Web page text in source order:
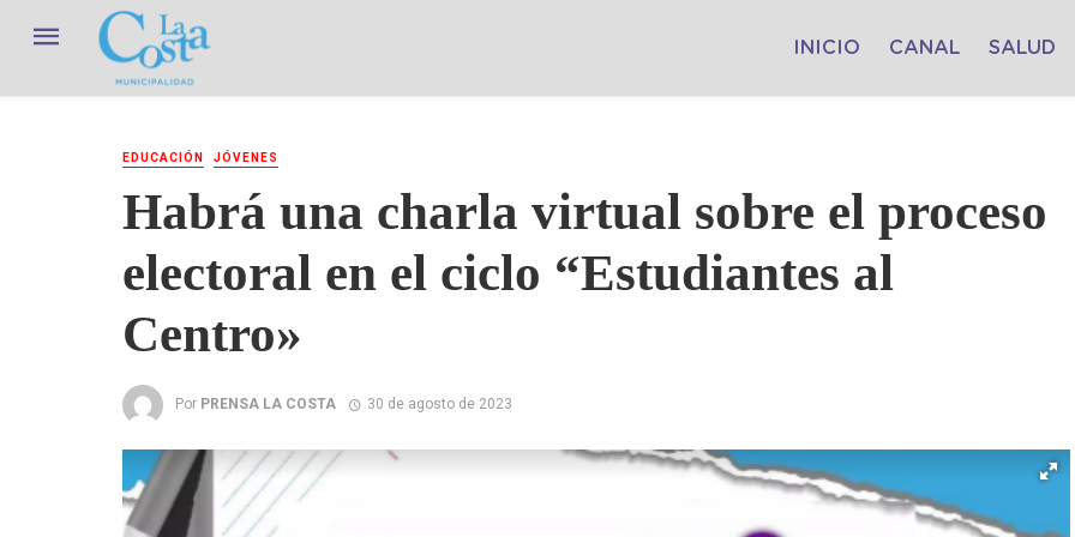
INICIO CANAL SALUD
EDUCACIÓN JÓVENES
Habrá una charla virtual sobre el proceso
electoral en el ciclo “Estudiantes al
Centro»
Por PRENSA LA COSTA 30 de agosto de 2023